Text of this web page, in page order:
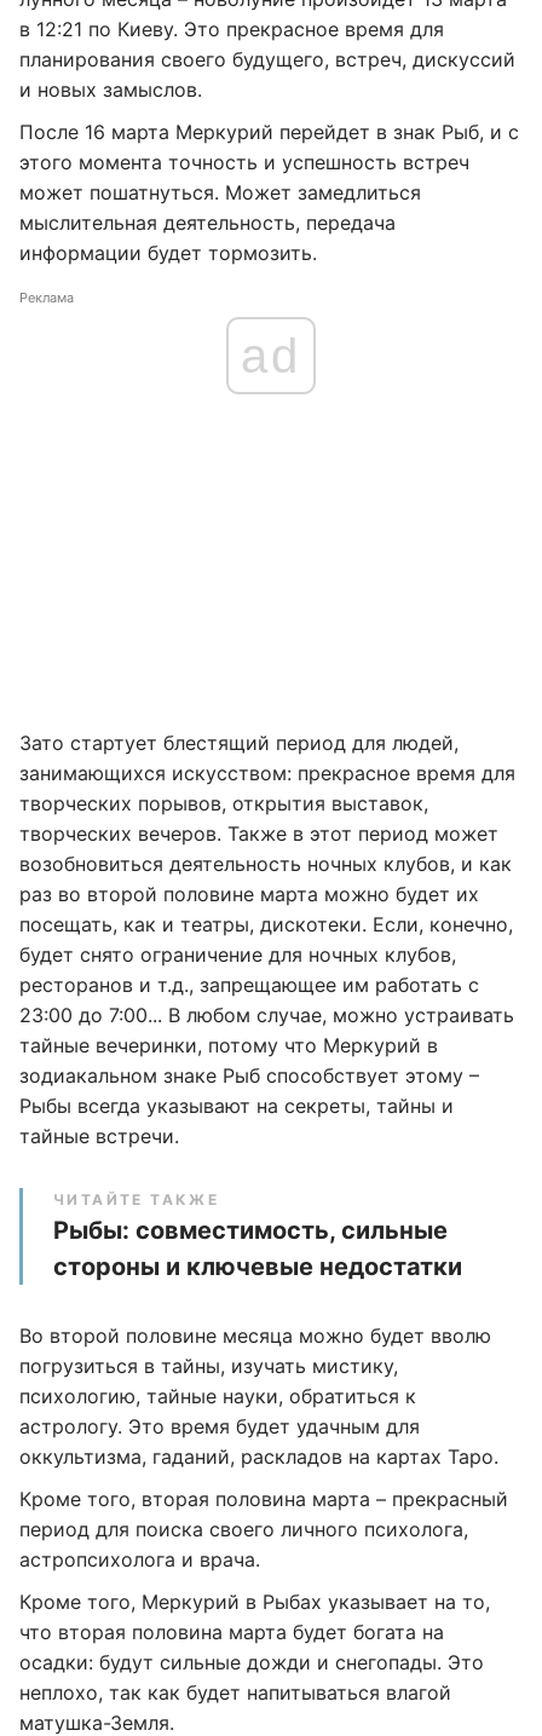
в 12:21 по Киеву. Это прекрасное время для
планирования своего будущего, встреч, дискуссий
и новых замыслов.
После 16 марта Меркурий перейдет в знак Рыб, и с
этого момента точность и успешность встреч
может пошатнуться. Может замедлиться
мыслительная деятельность, передача
информации будет тормозить.
Реклама
ad
Зато стартует блестящий период для людей,
занимающихся искусством: прекрасное время для
творческих порывов, открытия выставок,
творческих вечеров. Также в этот период может
возобновиться деятельность ночных клубов, и как
раз во второй половине марта можно будет их
посещать, как и театры, дискотеки. Если, конечно,
будет снято ограничение для ночных клубов,
ресторанов и т.д., запрещающее им работать с
23:00 до 7:00... В любом случае, можно устраивать
тайные вечеринки, потому что Меркурий в
зодиакальном знаке Рыб способствует этому –
Рыбы всегда указывают на секреты, тайны и
тайные встречи.
ЧИТАЙТЕ ТАКЖЕ
Рыбы: совместимость, сильные
стороны и ключевые недостатки
Во второй половине месяца можно будет вволю
погрузиться в тайны, изучать мистику,
психологию, тайные науки, обратиться к
астрологу. Это время будет удачным для
оккультизма, гаданий, раскладов на картах Таро.
Кроме того, вторая половина марта – прекрасный
период для поиска своего личного психолога,
астропсихолога и врача.
Кроме того, Меркурий в Рыбах указывает на то,
что вторая половина марта будет богата на
осадки: будут сильные дожди и снегопады. Это
неплохо, так как будет напитываться влагой
матушка-Земля.